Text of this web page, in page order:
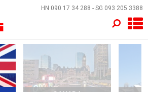
HN 090 17 34 288 - SG 093 205 3388
×